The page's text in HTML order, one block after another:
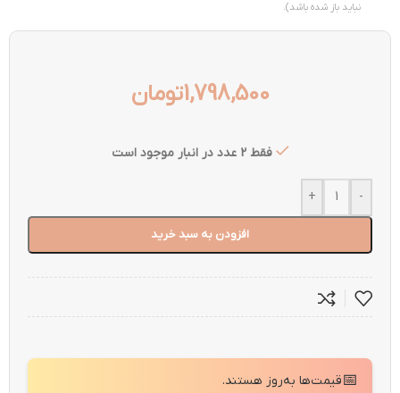
نباید باز شده باشد).
1,798,500تومان
فقط 2 عدد در انبار موجود است
-
+
افزودن به سبد خرید
📅قیمت‌ها به‌روز هستند.